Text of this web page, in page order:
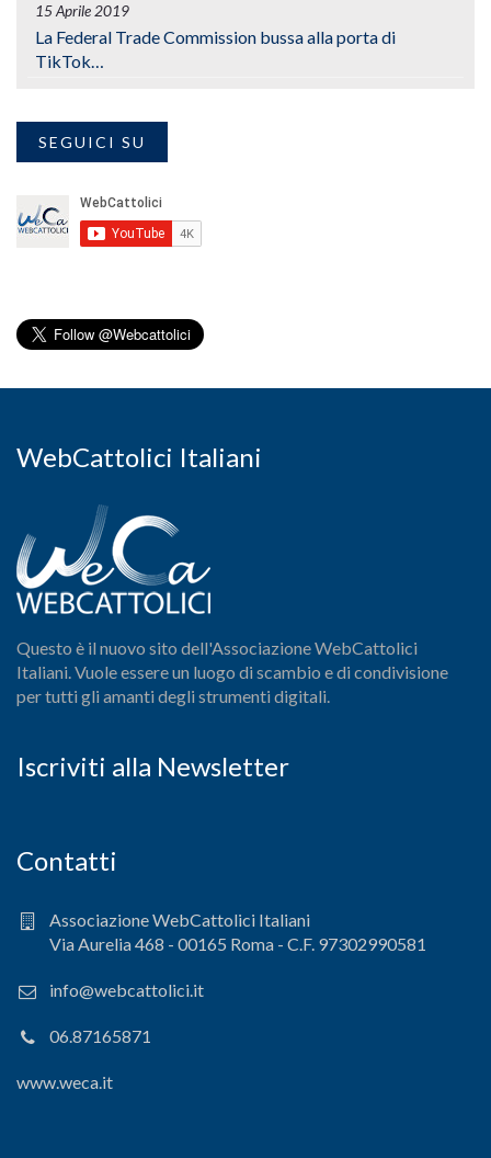
15 Aprile 2019
La Federal Trade Commission bussa alla porta di
TikTok…
SEGUICI SU
WebCattolici Italiani
Questo è il nuovo sito dell'Associazione WebCattolici
Italiani. Vuole essere un luogo di scambio e di condivisione
per tutti gli amanti degli strumenti digitali.
Iscriviti alla Newsletter
Contatti
Associazione WebCattolici Italiani
Via Aurelia 468 - 00165 Roma - C.F. 97302990581
info@webcattolici.it
06.87165871
www.weca.it